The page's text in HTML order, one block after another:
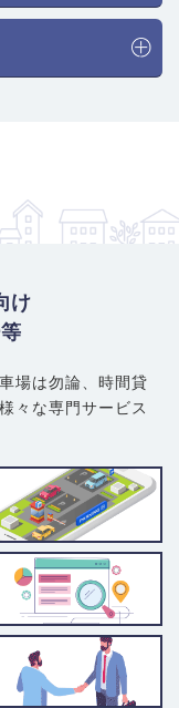
け
場は勿論、 時間貸
々な専門サービス